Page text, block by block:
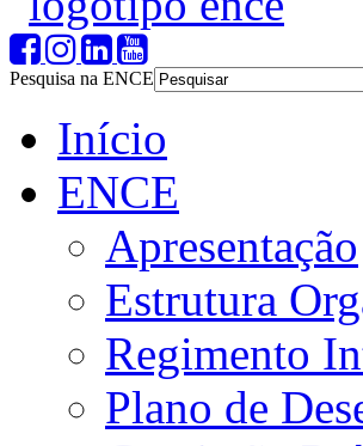
Pesquisa na ENCE
Início
ENCE
Apresentação
Estrutura
Regimento
Plano de